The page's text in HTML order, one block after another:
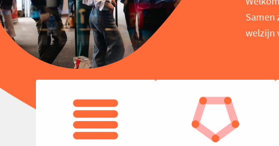
Samen
welzijn